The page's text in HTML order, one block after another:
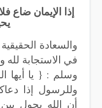
إذا الإيمان ضاع
والسعادة
في الاستجابة لله
وسلم : { يا أيها
وللرسول إذا
أن الله يحول